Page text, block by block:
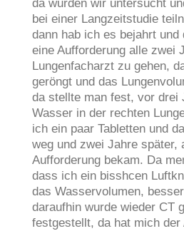
da wurden wir untersucht
bei einer Langzeitstudie
dann hab ich es bejahrt und
eine Aufforderung alle zwei
Lungenfacharzt zu gehen,
geröngt und das
da stellte man fest, vor drei
Wasser in der rechten
ich ein paar Tabletten und
weg und zwei Jahre später,
Aufforderung bekam. Da
dass ich ein bisshcen
das Wasservolumen,
daraufhin wurde wieder CT
festgestellt, da hat mich der